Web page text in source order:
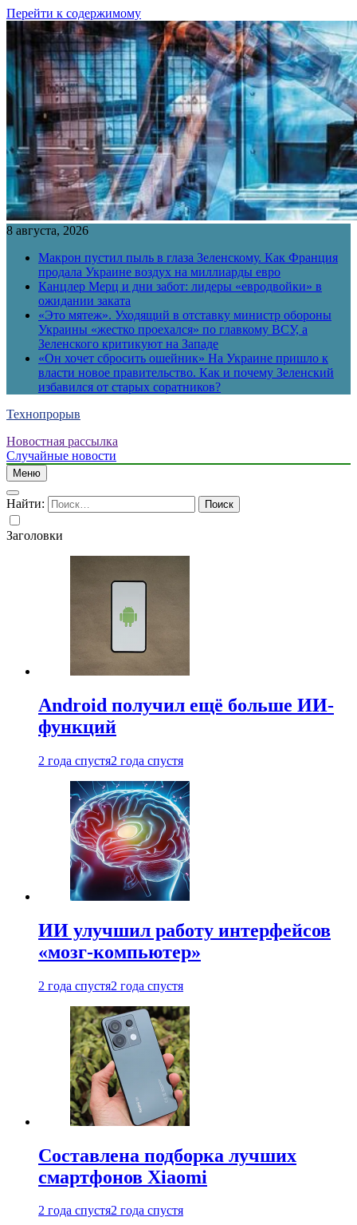
Перейти к содержимому
8 августа, 2026
Макрон пустил пыль в глаза Зеленскому. Как Франция
продала Украине воздух на миллиарды евро
Канцлер Мерц и дни забот: лидеры «евродвойки» в
ожидании заката
«Это мятеж». Уходящий в отставку министр обороны
Украины «жестко проехался» по главкому ВСУ, а
Зеленского критикуют на Западе
«Он хочет сбросить ошейник» На Украине пришло к
власти новое правительство. Как и почему Зеленский
избавился от старых соратников?
Технопрорыв
Новостная рассылка
Случайные новости
Меню
Найти:
Заголовки
Android получил ещё больше ИИ-
функций
2 года спустя2 года спустя
ИИ улучшил работу интерфейсов
«мозг-компьютер»
2 года спустя2 года спустя
Составлена подборка лучших
смартфонов Xiaomi
2 года спустя2 года спустя